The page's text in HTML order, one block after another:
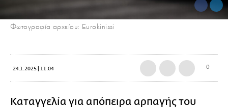
Φωτογραφία αρχείου: Eurokinissi
24.1.2025 | 11:04 0
Καταγγελία για απόπειρα αρπαγής του